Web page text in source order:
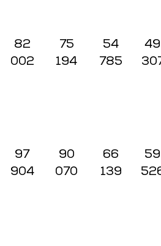
82
002
75
194
54
785
49
97
904
90
070
66
139
59